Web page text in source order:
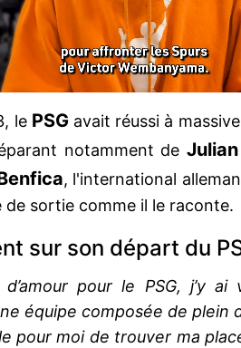
le PSG avait réussi à
notamment de
, l'international
de sortie comme il le raconte.
sur son départ du
d’amour pour le PSG, j’y
équipe composée de plein
pour moi de trouver ma